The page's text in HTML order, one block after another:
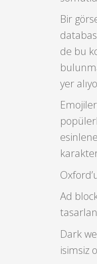
Bir
de bu
yer
Ad
Dark
isimsiz